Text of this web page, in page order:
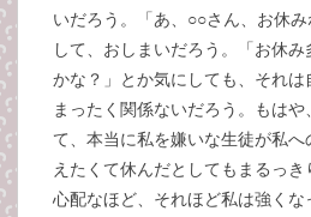
いだろう。「あ、○○さん、お休
して、おしまいだろう。「お休
かな？」とか気にしても、それは
まったく関係ないだろう。もは
て、本当に私を嫌いな生徒が私
えたくて休んだとしてもまるっき
心配なほど、それほど私は強くな